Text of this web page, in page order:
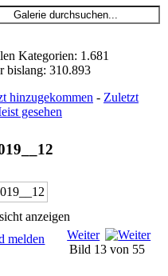
Kategorien: 1.681
bislang: 310.893
hinzugekommen - Zuletzt
gesehen
Weiter
Bild 13 von 55